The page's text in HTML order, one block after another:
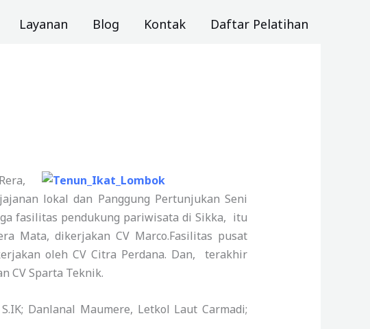
Layanan Blog Kontak Daftar Pelatihan
lokal dan Panggung Pertunjukan Seni
fasilitas pendukung pariwisata di Sikka, itu
Mata, dikerjakan CV Marco.Fasilitas pusat
oleh CV Citra Perdana. Dan, terakhir
CV Sparta Teknik.
Danlanal Maumere, Letkol Laut Carmadi;